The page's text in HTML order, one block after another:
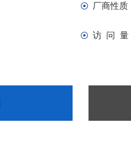
厂商性质
访 问 量